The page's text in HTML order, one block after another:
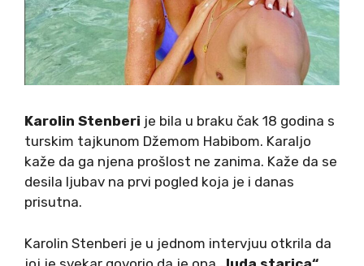
Karolin Stenberi je bila u braku čak 18 godina s
turskim tajkunom Džemom Habibom. Karaljo
kaže da ga njena prošlost ne zanima. Kaže da se
desila ljubav na prvi pogled koja je i danas
prisutna.
Karolin Stenberi je u jednom intervjuu otkrila da